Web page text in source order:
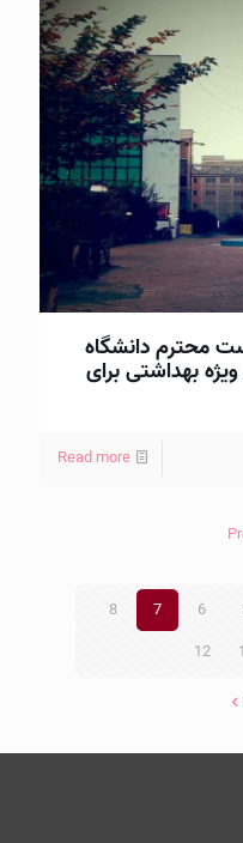
محترم دانشگاه
بهداشتی برای
Read more
6
7
8
12